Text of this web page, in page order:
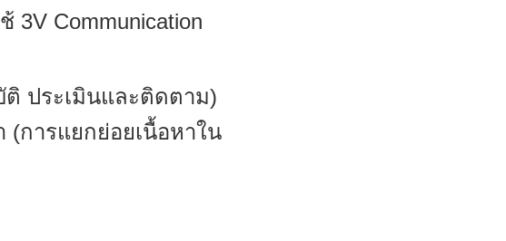
3V Communication
ประเมินและติดตาม)
การแยกย่อยเนื้อหาใน